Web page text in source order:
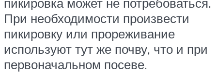
пикировка может не потребоваться.
При необходимости произвести
пикировку или прореживание
используют тут же почву, что и при
первоначальном посеве.